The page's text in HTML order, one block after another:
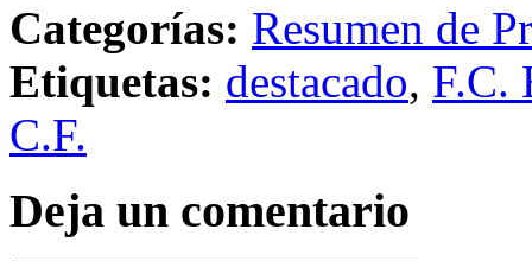
Categorías: Resumen de
Etiquetas: destacado, F.C.
C.F.
Deja un comentario